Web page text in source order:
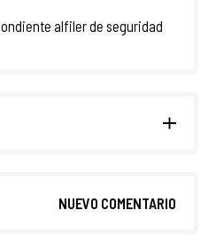
alfiler de seguridad
NUEVO COMENTARIO